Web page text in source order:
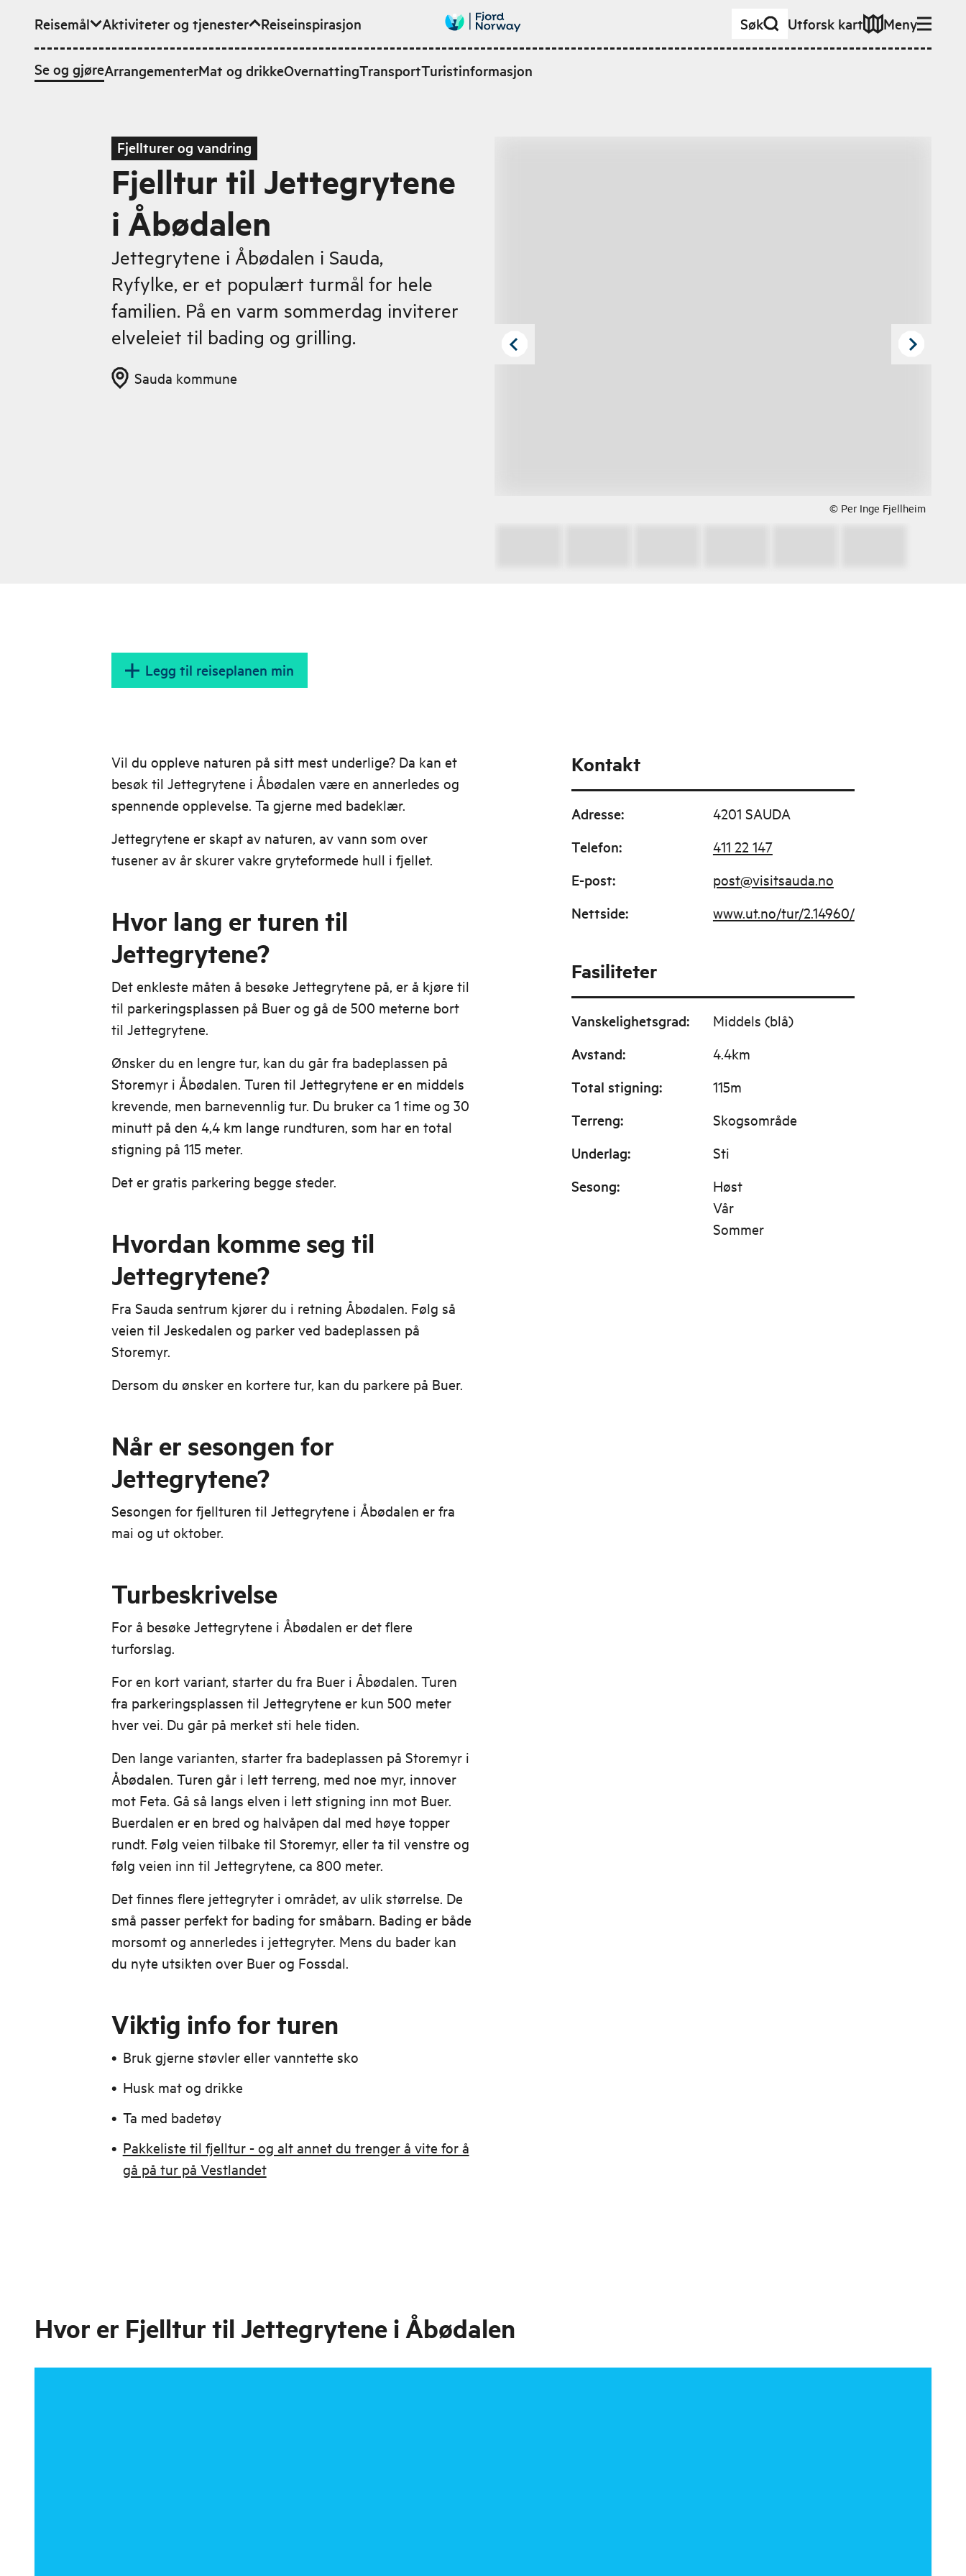
Hopp til hovedinnhold
Reisemål Aktiviteter og tjenester
Se og gjøreArrangementerMat og drikkeOvernattingTransportTuristinformasjon
Reiseinspirasjon Søk Utforsk kart Meny
Fjellturer og vandring
Fjelltur til Jettegrytene
i Åbødalen
Jettegrytene i Åbødalen i Sauda,
Ryfylke, er et populært turmål for hele
familien. På en varm sommerdag inviterer
elveleiet til bading og grilling.
Sauda kommune
© Per Inge Fjellheim
Legg til reiseplanen min
Vil du oppleve naturen på sitt mest underlige? Da kan et
besøk til Jettegrytene i Åbødalen være en annerledes og
spennende opplevelse. Ta gjerne med badeklær.
Jettegrytene er skapt av naturen, av vann som over
tusener av år skurer vakre gryteformede hull i fjellet.
Hvor lang er turen til
Jettegrytene?
Det enkleste måten å besøke Jettegrytene på, er å kjøre til
til parkeringsplassen på Buer og gå de 500 meterne bort
til Jettegrytene.
Ønsker du en lengre tur, kan du går fra badeplassen på
Storemyr i Åbødalen. Turen til Jettegrytene er en middels
krevende, men barnevennlig tur. Du bruker ca 1 time og 30
minutt på den 4,4 km lange rundturen, som har en total
stigning på 115 meter.
Det er gratis parkering begge steder.
Hvordan komme seg til
Jettegrytene?
Fra Sauda sentrum kjører du i retning Åbødalen. Følg så
veien til Jeskedalen og parker ved badeplassen på
Storemyr.
Dersom du ønsker en kortere tur, kan du parkere på Buer.
Når er sesongen for
Jettegrytene?
Sesongen for fjellturen til Jettegrytene i Åbødalen er fra
mai og ut oktober.
Turbeskrivelse
For å besøke Jettegrytene i Åbødalen er det flere
turforslag.
For en kort variant, starter du fra Buer i Åbødalen. Turen
fra parkeringsplassen til Jettegrytene er kun 500 meter
hver vei. Du går på merket sti hele tiden.
Den lange varianten, starter fra badeplassen på Storemyr i
Åbødalen. Turen går i lett terreng, med noe myr, innover
mot Feta. Gå så langs elven i lett stigning inn mot Buer.
Buerdalen er en bred og halvåpen dal med høye topper
rundt. Følg veien tilbake til Storemyr, eller ta til venstre og
følg veien inn til Jettegrytene, ca 800 meter.
Det finnes flere jettegryter i området, av ulik størrelse. De
små passer perfekt for bading for småbarn. Bading er både
morsomt og annerledes i jettegryter. Mens du bader kan
du nyte utsikten over Buer og Fossdal.
Viktig info for turen
Bruk gjerne støvler eller vanntette sko
Husk mat og drikke
Ta med badetøy
Pakkeliste til fjelltur - og alt annet du trenger å vite for å
gå på tur på Vestlandet
Kontakt
Adresse: 4201 SAUDA
Telefon: 411 22 147
E-post: post@visitsauda.no
Nettside: www.ut.no/tur/2.14960/
Fasiliteter
Vanskelighetsgrad: Middels (blå)
Avstand: 4.4km
Total stigning: 115m
Terreng: Skogsområde
Underlag: Sti
Sesong:
Høst
Vår
Sommer
Hvor er Fjelltur til Jettegrytene i Åbødalen